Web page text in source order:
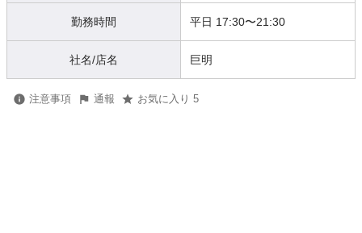
勤務時間 平日 17:30〜21:30
社名/店名 巨明
注意事項 通報 お気に入り 5